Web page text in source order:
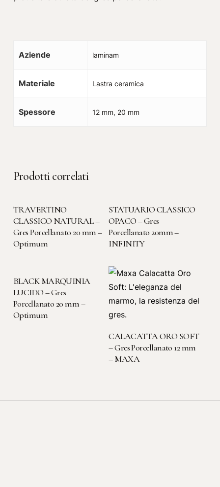
Aziende laminam
Materiale Lastra ceramica
Spessore 12 mm, 20 mm
Prodotti correlati
TRAVERTINO
CLASSICO NATURAL –
Gres Porcellanato 20 mm –
Optimum
STATUARIO CLASSICO
OPACO – Gres
Porcellanato 20mm –
INFINITY
BLACK MARQUINIA
LUCIDO – Gres
Porcellanato 20 mm –
Optimum
CALACATTA ORO SOFT
– Gres Porcellanato 12 mm
– MAXA